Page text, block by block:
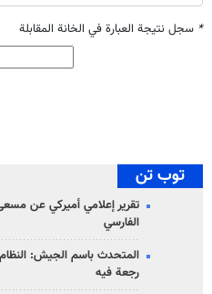
* سجل نتيجة العبارة في الخانة المقابلة
توب تن
تقرير إعلامي أميركي عن
الفارسي
المتحدث باسم الجيش:
رجعة فيه